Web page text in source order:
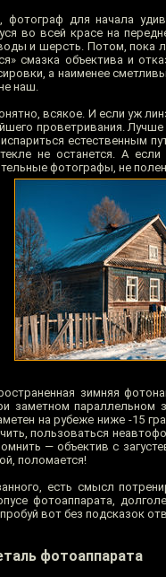
фотограф для начала
во всей красе на
и шерсть. Потом, пока
смазка объектива и
а наименее
наш.
всякое. И если уж
проветривания. Лучше
естественным
не останется. А
фотографы, не
зимняя
заметном параллельном
на рубеже ниже -15
пользоваться
— объектив с
поломается!
есть смысл
фотоаппарата,
вот без подсказок
фотоаппарата